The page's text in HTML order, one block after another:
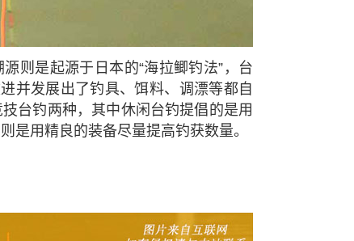
则是起源于日本的“海拉鲫钓法”，台
并发展出了钓具、饵料、调漂等都自
台钓两种，其中休闲台钓提倡的是用
是用精良的装备尽量提高钓获数量。